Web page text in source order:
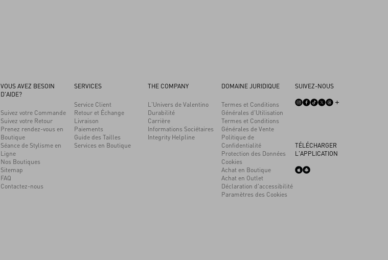
VOUS AVEZ BESOIN
D'AIDE?
Suivez votre Commande
Suivez votre Retour
Prenez rendez-vous en
Boutique
Séance de Stylisme en
Ligne
Nos Boutiques
Sitemap
FAQ
Contactez-nous
SERVICES
Service Client
Retour et Échange
Livraison
Paiements
Guide des Tailles
Services en Boutique
THE COMPANY
L'Univers de Valentino
Durabilité
Carrière
Informations Sociétaires
Integrity Helpline
DOMAINE JURIDIQUE
Termes et Conditions
Générales d'Utilisation
Termes et Conditions
Générales de Vente
Politique de
Confidentialité
Protection des Données
Cookies
Achat en Boutique
Achat en Outlet
Déclaration d'accessibilité
Paramètres des Cookies
SUIVEZ-NOUS
TÉLÉCHARGER
L'APPLICATION